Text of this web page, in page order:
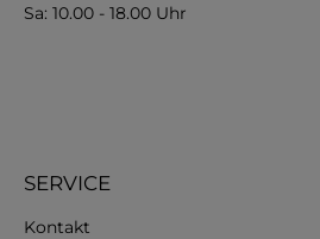
Sa: 10.00 - 18.00 Uhr
SERVICE
Kontakt